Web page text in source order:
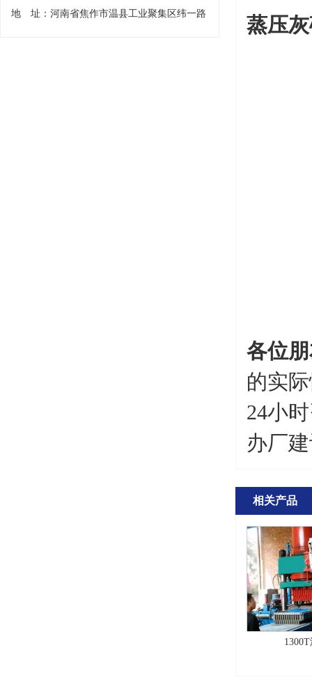
地 址：河南省焦作市温县工业聚集区纬一路 蒸压
各位
的实
24小
办厂
相关产品